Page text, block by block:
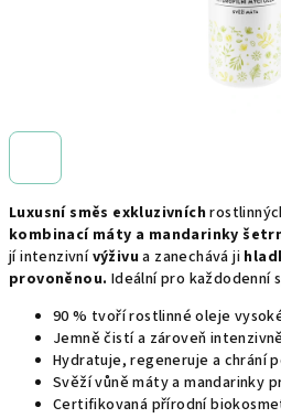
Luxusní směs exkluzivních
kombinací máty a mandarinky
jí intenzivnívýživu a zanechává ji
provoněnou. Ideální pro každodenní
90 % tvoří rostlinné oleje
Jemně čistí a zároveň
Hydratuje, regeneruje a chrání
Svěží vůně máty a mandarinky
Certifikovaná přírodní